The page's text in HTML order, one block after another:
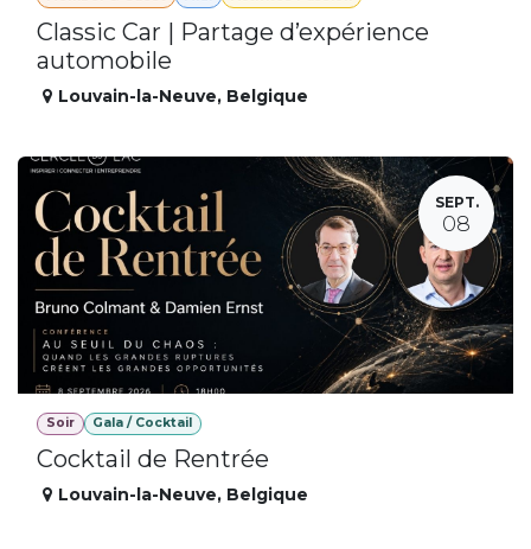
Classic Car | Partage d’expérience
automobile
Louvain-la-Neuve, Belgique
SEPT.
08
Soir Gala / Cocktail
Cocktail de Rentrée
Louvain-la-Neuve, Belgique